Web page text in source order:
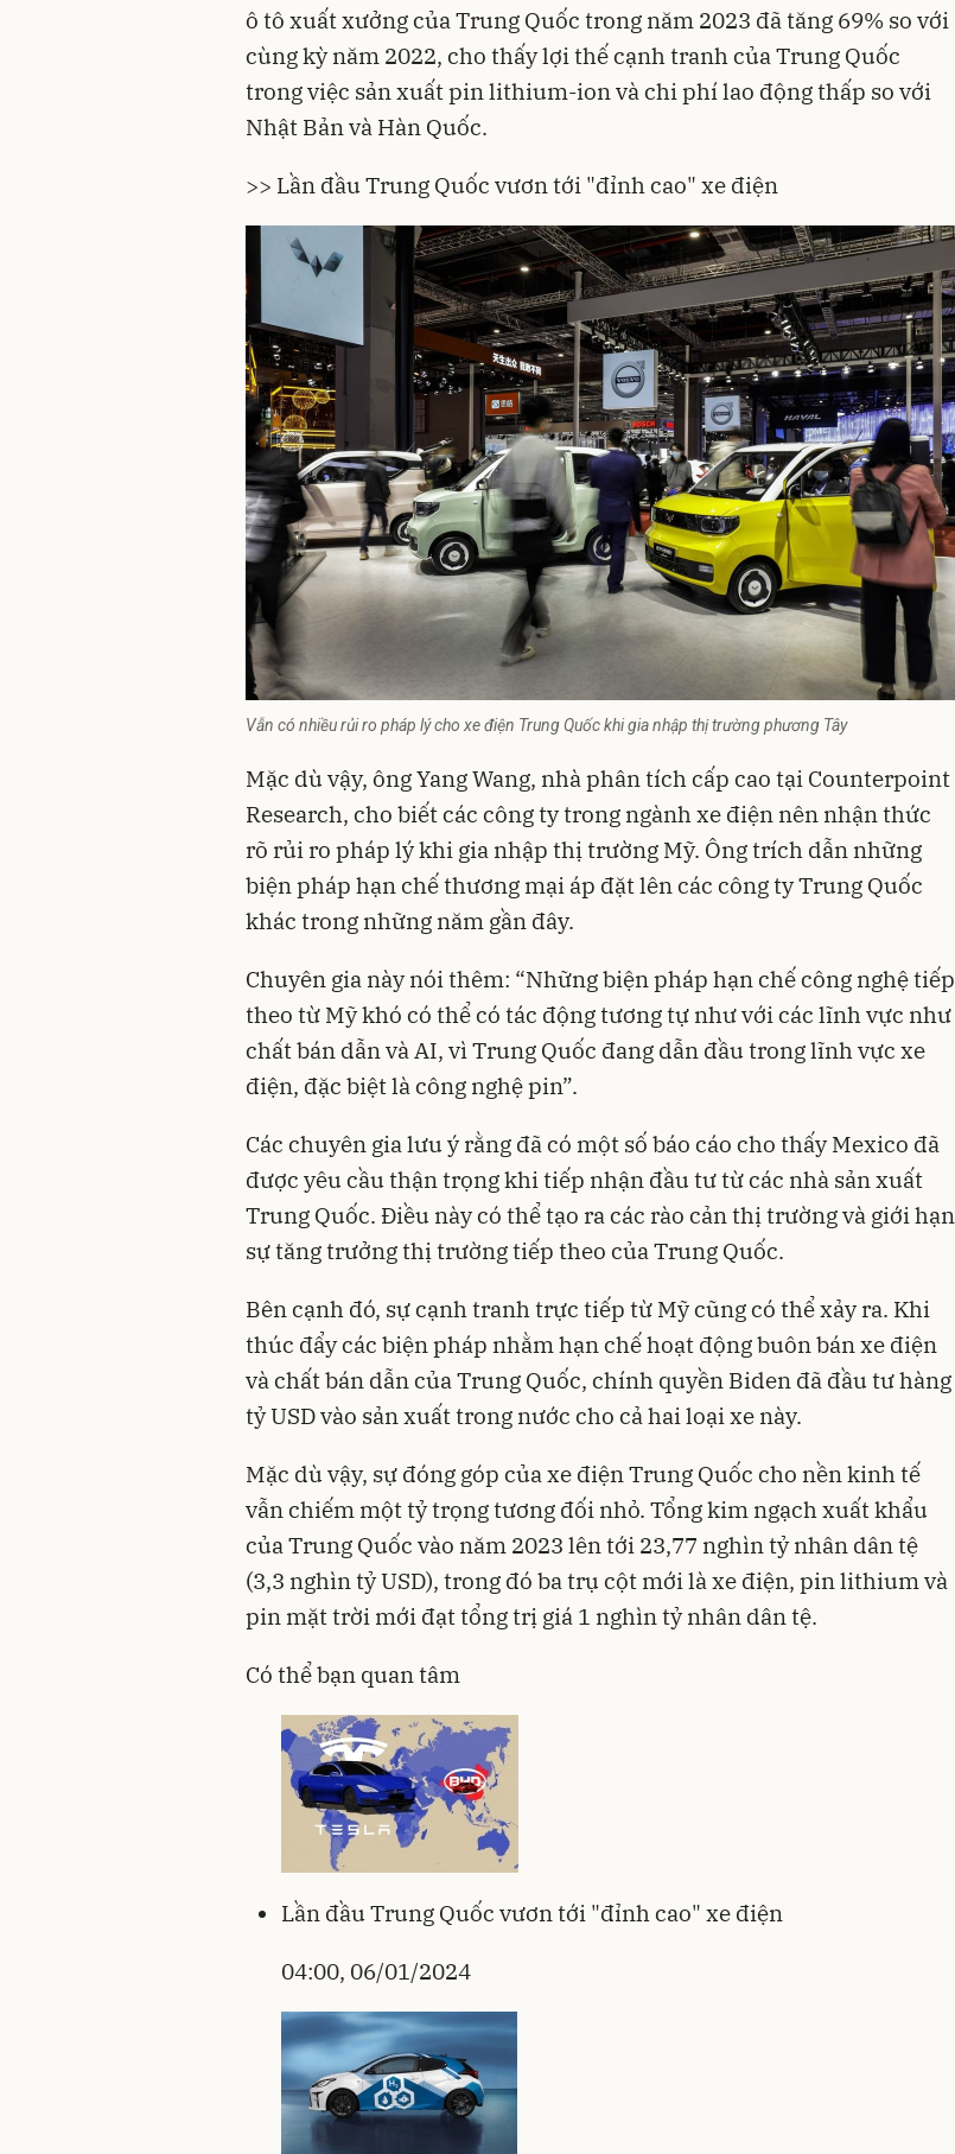
ô tô xuất xưởng của Trung Quốc trong năm 2023 đã tăng 69% so với
cùng kỳ năm 2022, cho thấy lợi thế cạnh tranh của Trung Quốc
trong việc sản xuất pin lithium-ion và chi phí lao động thấp so với
Nhật Bản và Hàn Quốc.
>> Lần đầu Trung Quốc vươn tới "đỉnh cao" xe điện
Vẫn có nhiều rủi ro pháp lý cho xe điện Trung Quốc khi gia nhập thị trường phương Tây
Mặc dù vậy, ông Yang Wang, nhà phân tích cấp cao tại Counterpoint
Research, cho biết các công ty trong ngành xe điện nên nhận thức
rõ rủi ro pháp lý khi gia nhập thị trường Mỹ. Ông trích dẫn những
biện pháp hạn chế thương mại áp đặt lên các công ty Trung Quốc
khác trong những năm gần đây.
Chuyên gia này nói thêm: “Những biện pháp hạn chế công nghệ tiếp
theo từ Mỹ khó có thể có tác động tương tự như với các lĩnh vực như
chất bán dẫn và AI, vì Trung Quốc đang dẫn đầu trong lĩnh vực xe
điện, đặc biệt là công nghệ pin”.
Các chuyên gia lưu ý rằng đã có một số báo cáo cho thấy Mexico đã
được yêu cầu thận trọng khi tiếp nhận đầu tư từ các nhà sản xuất
Trung Quốc. Điều này có thể tạo ra các rào cản thị trường và giới hạn
sự tăng trưởng thị trường tiếp theo của Trung Quốc.
Bên cạnh đó, sự cạnh tranh trực tiếp từ Mỹ cũng có thể xảy ra. Khi
thúc đẩy các biện pháp nhằm hạn chế hoạt động buôn bán xe điện
và chất bán dẫn của Trung Quốc, chính quyền Biden đã đầu tư hàng
tỷ USD vào sản xuất trong nước cho cả hai loại xe này.
Mặc dù vậy, sự đóng góp của xe điện Trung Quốc cho nền kinh tế
vẫn chiếm một tỷ trọng tương đối nhỏ. Tổng kim ngạch xuất khẩu
của Trung Quốc vào năm 2023 lên tới 23,77 nghìn tỷ nhân dân tệ
(3,3 nghìn tỷ USD), trong đó ba trụ cột mới là xe điện, pin lithium và
pin mặt trời mới đạt tổng trị giá 1 nghìn tỷ nhân dân tệ.
Có thể bạn quan tâm
Lần đầu Trung Quốc vươn tới "đỉnh cao" xe điện
04:00, 06/01/2024